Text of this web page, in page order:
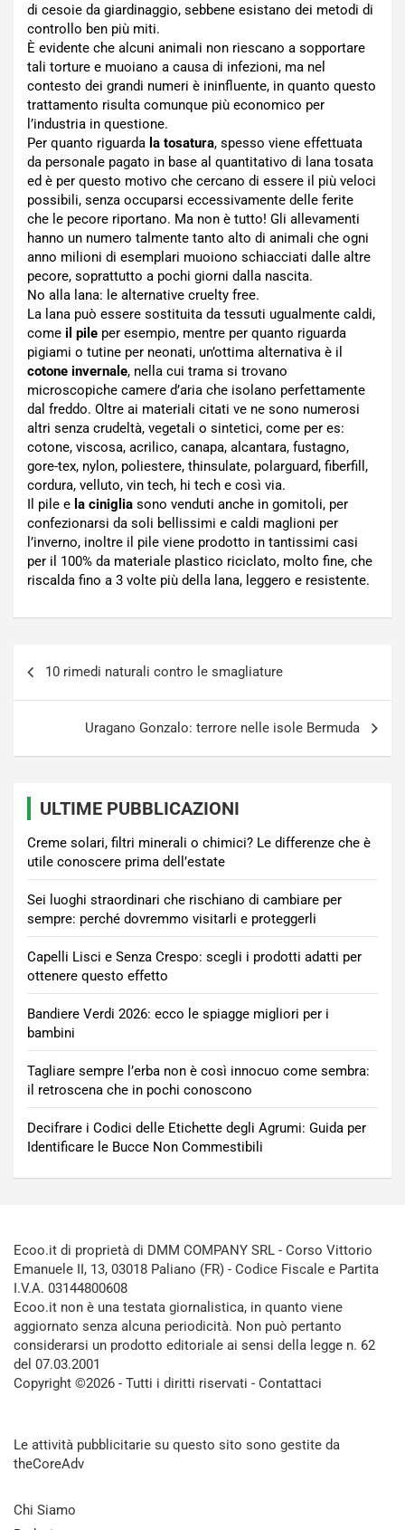
di cesoie da giardinaggio, sebbene esistano dei metodi di
controllo ben più miti.
È evidente che alcuni animali non riescano a sopportare
tali torture e muoiano a causa di infezioni, ma nel
contesto dei grandi numeri è ininfluente, in quanto questo
trattamento risulta comunque più economico per
l’industria in questione.
Per quanto riguarda la tosatura, spesso viene effettuata
da personale pagato in base al quantitativo di lana tosata
ed è per questo motivo che cercano di essere il più veloci
possibili, senza occuparsi eccessivamente delle ferite
che le pecore riportano. Ma non è tutto! Gli allevamenti
hanno un numero talmente tanto alto di animali che ogni
anno milioni di esemplari muoiono schiacciati dalle altre
pecore, soprattutto a pochi giorni dalla nascita.
No alla lana: le alternative cruelty free.
La lana può essere sostituita da tessuti ugualmente caldi,
come il pile per esempio, mentre per quanto riguarda
pigiami o tutine per neonati, un’ottima alternativa è il
cotone invernale, nella cui trama si trovano
microscopiche camere d’aria che isolano perfettamente
dal freddo. Oltre ai materiali citati ve ne sono numerosi
altri senza crudeltà, vegetali o sintetici, come per es:
cotone, viscosa, acrilico, canapa, alcantara, fustagno,
gore-tex, nylon, poliestere, thinsulate, polarguard, fiberfill,
cordura, velluto, vin tech, hi tech e così via.
Il pile e la ciniglia sono venduti anche in gomitoli, per
confezionarsi da soli bellissimi e caldi maglioni per
l’inverno, inoltre il pile viene prodotto in tantissimi casi
per il 100% da materiale plastico riciclato, molto fine, che
riscalda fino a 3 volte più della lana, leggero e resistente.
10 rimedi naturali contro le smagliature
Uragano Gonzalo: terrore nelle isole Bermuda
ULTIME PUBBLICAZIONI
Creme solari, filtri minerali o chimici? Le differenze che è
utile conoscere prima dell’estate
Sei luoghi straordinari che rischiano di cambiare per
sempre: perché dovremmo visitarli e proteggerli
Capelli Lisci e Senza Crespo: scegli i prodotti adatti per
ottenere questo effetto
Bandiere Verdi 2026: ecco le spiagge migliori per i
bambini
Tagliare sempre l’erba non è così innocuo come sembra:
il retroscena che in pochi conoscono
Decifrare i Codici delle Etichette degli Agrumi: Guida per
Identificare le Bucce Non Commestibili
Ecoo.it di proprietà di DMM COMPANY SRL - Corso Vittorio
Emanuele II, 13, 03018 Paliano (FR) - Codice Fiscale e Partita
I.V.A. 03144800608
Ecoo.it non è una testata giornalistica, in quanto viene
aggiornato senza alcuna periodicità. Non può pertanto
considerarsi un prodotto editoriale ai sensi della legge n. 62
del 07.03.2001
Copyright ©2026 - Tutti i diritti riservati - Contattaci
Le attività pubblicitarie su questo sito sono gestite da
theCoreAdv
Chi Siamo